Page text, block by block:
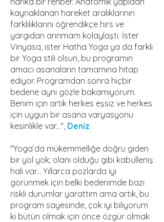
kaynaklanan hareket aralıklarının
farklılıklarını öğrendikçe hırs ve
yargıdan arınmam kolaylaştı. İster
Vinyasa, ister Hatha Yoga ya da farklı
bir Yoga stili olsun, bu programın
amacı asanaların tamamına hitap
ediyor. Programdan sonra hiçbir
bedene aynı gözle bakamıyorum.
Benim için artık herkes eşsiz ve herkes
için uygun bir asana varyasyonu
kesinlikle var...", Deniz
"Yoga’da mükemmelliğe doğru giden
bir yol yok; olanı olduğu gibi kabulleniş
hali var... Yıllarca pozlarda iyi
görünmek için belki bedenimde bazı
riskli durumlar yarattım ama artık, bu
program sayesinde, çok iyi biliyorum
ki bütün olmak için önce özgür olmak